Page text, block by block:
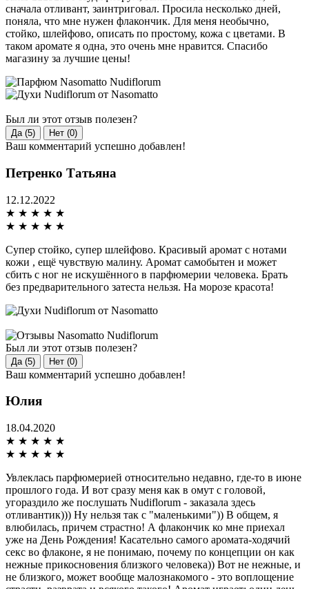
сначала отливант, заинтриговал. Просила несколько дней,
поняла, что мне нужен флакончик. Для меня необычно,
стойко, шлейфово, описать по простому, кожа с цветами. В
таком аромате я одна, это очень мне нравится. Спасибо
магазину за лучшие цены!
Был ли этот отзыв полезен?
Да (5) Нет (0)
Ваш комментарий успешно добавлен!
Петренко Татьяна
12.12.2022
★ ★ ★ ★ ★
★ ★ ★ ★ ★
Супер стойко, супер шлейфово. Красивый аромат с нотами
кожи , ещё чувствую малину. Аромат самобытен и может
сбить с ног не искушённого в парфюмерии человека. Брать
без предварительного затеста нельзя. На морозе красота!
Был ли этот отзыв полезен?
Да (5) Нет (0)
Ваш комментарий успешно добавлен!
Юлия
18.04.2020
★ ★ ★ ★ ★
★ ★ ★ ★ ★
Увлеклась парфюмерией относительно недавно, где-то в июне
прошлого года. И вот сразу меня как в омут с головой,
угораздило же послушать Nudiflorum - заказала здесь
отливантик))) Ну нельзя так с "маленькими")) В общем, я
влюбилась, причем страстно! А флакончик ко мне приехал
уже на День Рождения! Касательно самого аромата-ходячий
секс во флаконе, я не понимаю, почему по концепции он как
нежные прикосновения близкого человека)) Вот не нежные, и
не близкого, может вообще малознакомого - это воплощение